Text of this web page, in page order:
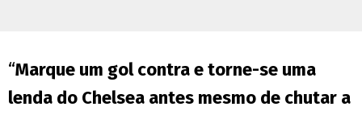
“Marque um gol contra e torne-se uma
lenda do Chelsea antes mesmo de chutar a